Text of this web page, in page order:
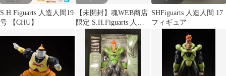
S.H.Figuarts 人造人間19
号 【CHU】
【未開封】魂WEB商店
限定 S.H.Figuarts 人造
SHFiguarts 人造人間 17
フィギュア